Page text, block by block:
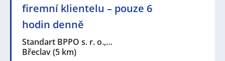
firemní klientelu – pouze 6
hodin denně
Standart BPPO s. r. o.,…
Břeclav(5 km)